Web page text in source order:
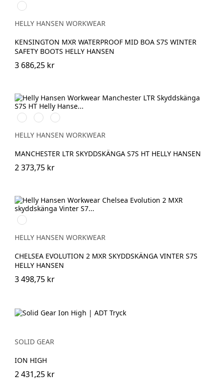
990
BLACK
HELLY HANSEN WORKWEAR
KENSINGTON MXR WATERPROOF MID BOA S7S WINTER
SAFETY BOOTS HELLY HANSEN
3 686,25 kr
999
BLACK/GREY
724
NEW
WHEAT
780
DARK
BROWN
HELLY HANSEN WORKWEAR
MANCHESTER LTR SKYDDSKÄNGA S7S HT HELLY HANSEN
2 373,75 kr
992
BLACK/ORANGE
HELLY HANSEN WORKWEAR
CHELSEA EVOLUTION 2 MXR SKYDDSKÄNGA VINTER S7S
HELLY HANSEN
3 498,75 kr
SOLID GEAR
ION HIGH
2 431,25 kr